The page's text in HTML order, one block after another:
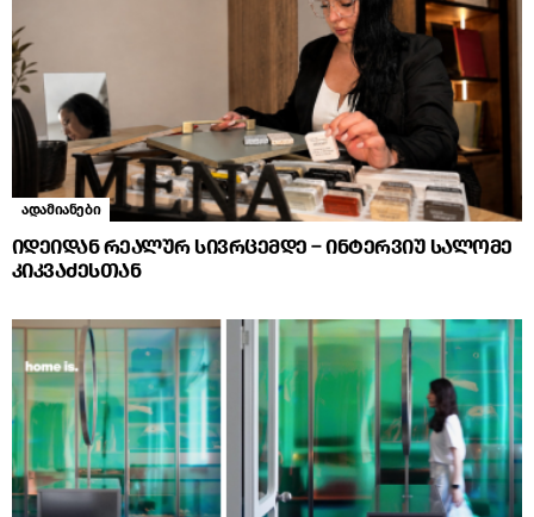
ადამიანები
იდეიდან რეალურ სივრცემდე – ინტერვიუ სალომე
კიკვაძესთან